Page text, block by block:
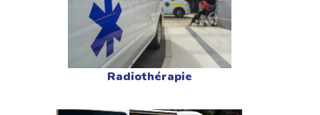
Radiothérapie